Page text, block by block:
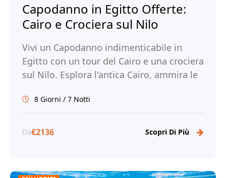
Capodanno in Egitto Offerte:
Cairo e Crociera sul Nilo
Vivi un Capodanno indimenticabile in
Egitto con un tour del Cairo e una crociera
sul Nilo. Esplora l'antica Cairo, ammira le
con Tour Egitto!
8 Giorni / 7 Notti
Da€2136 Scopri Di Più